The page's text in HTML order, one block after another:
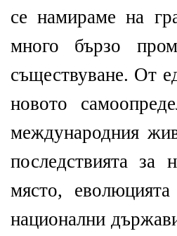
се намираме на
много бързо
съществуване. От
новото
международния
последствията за
място,
национални